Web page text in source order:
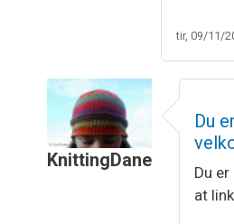
tir, 09/11/
KnittingDane
Du
Du
at